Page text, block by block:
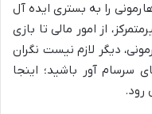
را به بستری ایده آل
از امور مالی تا بازی
دیگر لازم نیست نگران
سرسام آور باشید؛ اینجا
رود.